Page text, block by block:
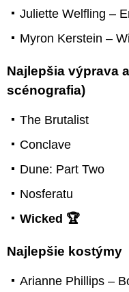
Juliette Welfling –
Myron Kerstein –
Najlepšia výprava
scénografia)
The Brutalist
Conclave
Dune: Part Two
Nosferatu
Wicked 🏆
Najlepšie kostýmy
Arianne Phillips –